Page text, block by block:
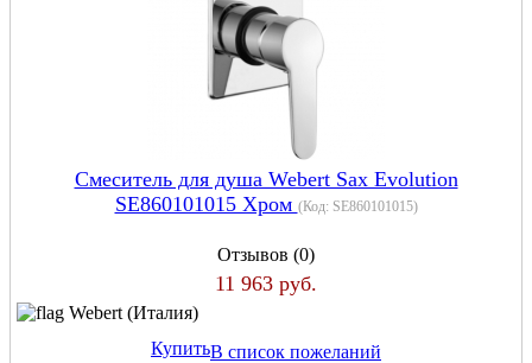
Смеситель для душа Webert Sax Evolution
SE860101015 Хром (Код: SE860101015)
Отзывов (0)
11 963 руб.
Webert (Италия)
КупитьВ список пожеланий